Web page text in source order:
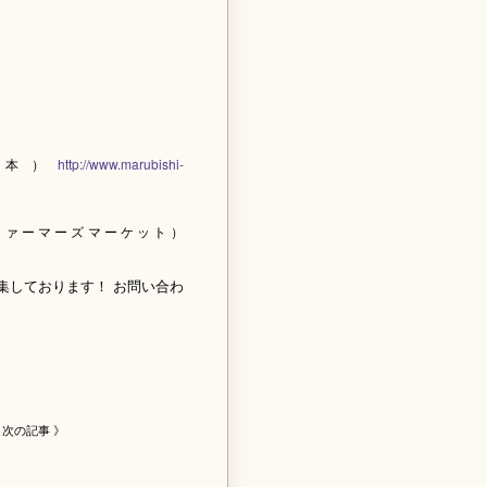
） http://www.marubishi-
ーマーズマーケット）
しております！ お問い合わ
記事 》